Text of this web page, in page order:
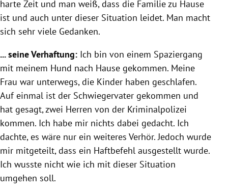
harte Zeit und man weiß, dass die Familie zu Hause
ist und auch unter dieser Situation leidet. Man macht
sich sehr viele Gedanken.
... seine Verhaftung: Ich bin von einem Spaziergang
mit meinem Hund nach Hause gekommen. Meine
Frau war unterwegs, die Kinder haben geschlafen.
Auf einmal ist der Schwiegervater gekommen und
hat gesagt, zwei Herren von der Kriminalpolizei
kommen. Ich habe mir nichts dabei gedacht. Ich
dachte, es wäre nur ein weiteres Verhör. Jedoch wurde
mir mitgeteilt, dass ein Haftbefehl ausgestellt wurde.
Ich wusste nicht wie ich mit dieser Situation
umgehen soll.